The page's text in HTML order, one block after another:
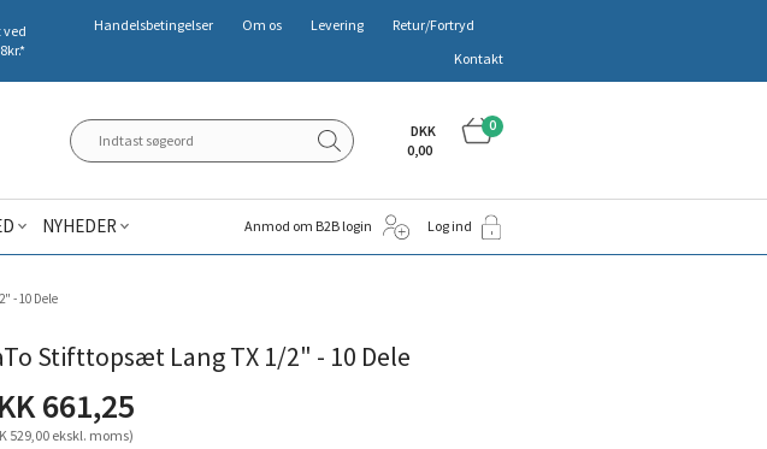
ved
Handelsbetingelser Om os Levering
Retur/Fortryd
Kontakt
0
DKK
0,00
NYHEDER Anmod om B2B login Log ind
- 10 Dele
Stifttopsæt Lang TX 1/2" - 10 Dele
661,25
529,00 ekskl. moms)